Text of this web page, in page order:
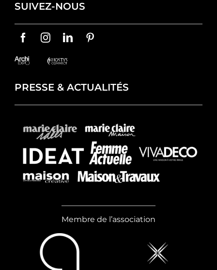
SUIVEZ-NOUS
PRESSE & ACTUALITÉS
Membre de l’association